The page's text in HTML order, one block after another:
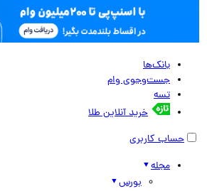
بانک‌ها
جست‌وجوی وام
تسه
خرید آنلاین طلا
حساب کاربری
مجله
بورس